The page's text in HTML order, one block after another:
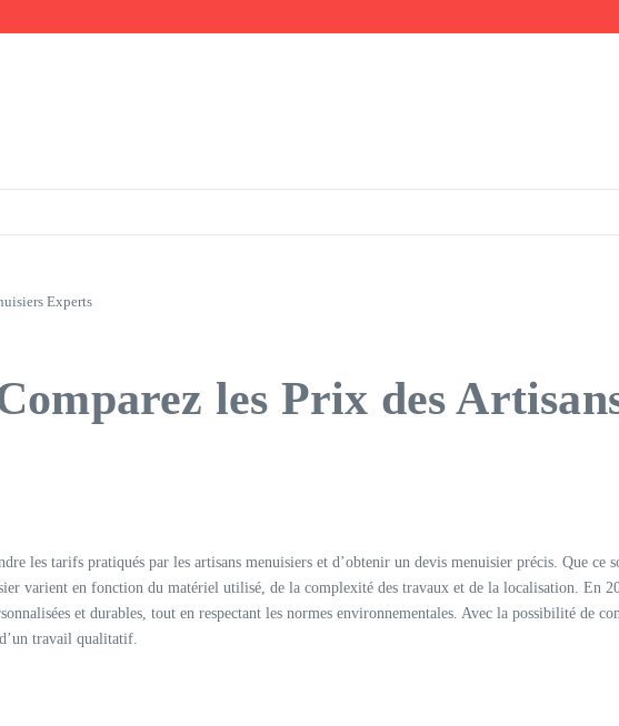
Experts
les Prix des
les tarifs pratiqués par les artisans menuisiers et d’obtenir un devis menuisier précis. Que ce
varient en fonction du matériel utilisé, de la complexité des travaux et de la localisation. En
et durables, tout en respectant les normes environnementales. Avec la possibilité de
travail qualitatif.